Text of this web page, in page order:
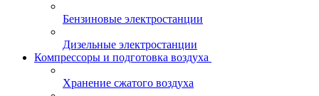
Бензиновые электростанции
Дизельные электростанции
Компрессоры и подготовка воздуха
Хранение сжатого воздуха